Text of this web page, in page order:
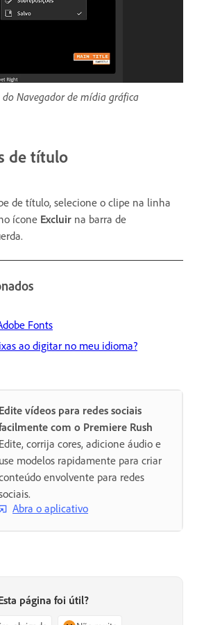
do Navegador de mídia gráfica
de título
de título, selecione o clipe na linha
ícone Excluir na barra de
Fonts
ao digitar no meu idioma?
Edite vídeos para redes sociais
com o Premiere Rush
Edite, corrija cores, adicione áudio e
use modelos rapidamente para criar
envolvente para redes
Abra o aplicativo
página foi útil?